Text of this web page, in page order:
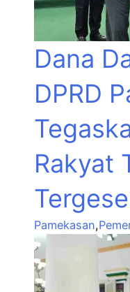
Dana
DPRD
Rakyat
Pamekasan,